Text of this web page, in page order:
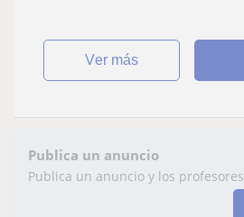
ver más
Publica un anuncio
Publica un anuncio y los